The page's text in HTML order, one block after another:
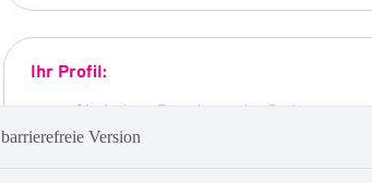
barrierefreie Version